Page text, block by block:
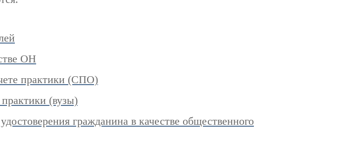
ОН
практики (СПО)
(вузы)
гражданина в качестве общественного